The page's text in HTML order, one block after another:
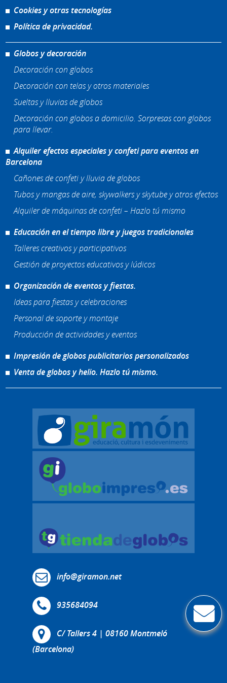
Cookies y otras tecnologías
Política de privacidad.
Globos y decoración
Decoración con globos
Decoración con telas y otros materiales
Sueltas y lluvias de globos
Decoración con globos a domicilio. Sorpresas con globos
para llevar.
Alquiler efectos especiales y confeti para eventos en
Barcelona
Cañones de confeti y lluvia de globos
Tubos y mangas de aire, skywalkers y skytube y otros efectos
Alquiler de máquinas de confeti – Hazlo tú mismo
Educación en el tiempo libre y juegos tradicionales
Talleres creativos y participativos
Gestión de proyectos educativos y lúdicos
Organización de eventos y fiestas.
Ideas para fiestas y celebraciones
Personal de soporte y montaje
Producción de actividades y eventos
Impresión de globos publicitarios personalizados
Venta de globos y helio. Hazlo tú mismo.
info@giramon.net
935684094
C/ Tallers 4 | 08160 Montmeló
(Barcelona)